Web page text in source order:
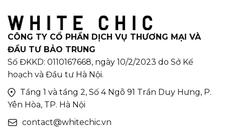
CÔNG TY CỔ PHẦN DỊCH VỤ THƯƠNG MẠI VÀ
ĐẦU TƯ BẢO TRUNG
Số ĐKKD: 0110167668, ngày 10/2/2023 do Sở Kế
hoạch và Đầu tư Hà Nội.
Tầng 1 và tầng 2, Số 4 Ngõ 91 Trần Duy Hưng, P.
Yên Hòa, TP. Hà Nội
contact@whitechic.vn